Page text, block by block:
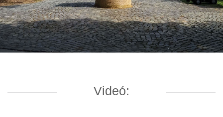
Videó: